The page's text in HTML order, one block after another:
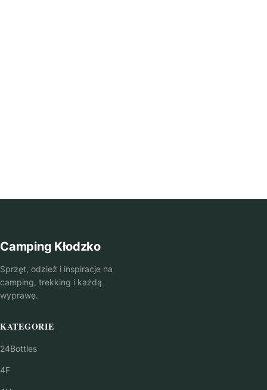
Camping Kłodzko
Sprzęt, odzież i inspiracje na
camping, trekking i każdą
wyprawę.
KATEGORIE
24Bottles
4F